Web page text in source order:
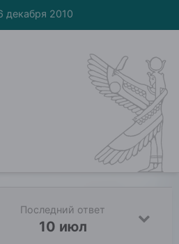
декабря 2010
Последний ответ
10 июл